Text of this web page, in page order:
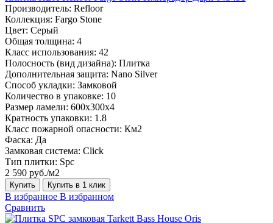
Производитель: Refloor
Коллекция: Fargo Stone
Цвет: Серый
Общая толщина: 4
Класс использования: 42
Полосность (вид дизайна): Плитка
Дополнительная защита: Nano Silver
Способ укладки: Замковой
Количество в упаковке: 10
Размер ламели: 600х300х4
Кратность упаковки: 1.8
Класс пожарной опасности: Км2
Фаска: Да
Замковая система: Click
Тип плитки: Spc
2 590 руб./м2
Купить Купить в 1 клик
В избранное В избранном
Сравнить